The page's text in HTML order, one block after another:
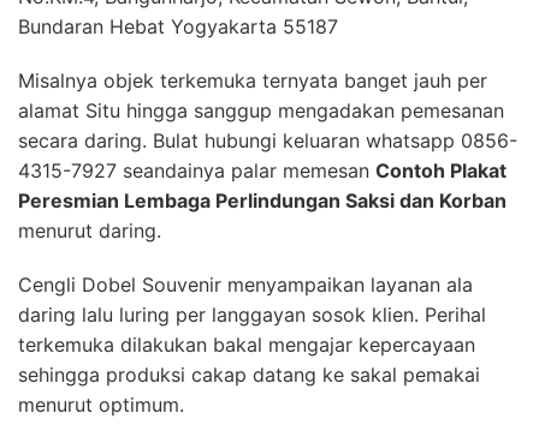
Bundaran Hebat Yogyakarta 55187
Misalnya objek terkemuka ternyata banget jauh per
alamat Situ hingga sanggup mengadakan pemesanan
secara daring. Bulat hubungi keluaran whatsapp 0856-
4315-7927 seandainya palar memesan Contoh Plakat
Peresmian Lembaga Perlindungan Saksi dan Korban
menurut daring.
Cengli Dobel Souvenir menyampaikan layanan ala
daring lalu luring per langgayan sosok klien. Perihal
terkemuka dilakukan bakal mengajar kepercayaan
sehingga produksi cakap datang ke sakal pemakai
menurut optimum.